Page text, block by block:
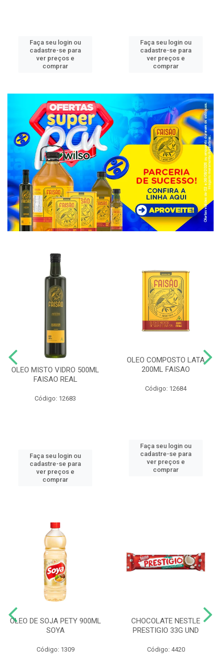
Faça seu login ou
cadastre-se para
ver preços e
comprar
Faça seu login ou
cadastre-se para
ver preços e
comprar
OLEO MISTO VIDRO 500ML
FAISAO REAL
Código: 12683
Faça seu login ou
cadastre-se para
ver preços e
comprar
OLEO COMPOSTO LATA
200ML FAISAO
Código: 12684
Faça seu login ou
cadastre-se para
ver preços e
comprar
OLEO DE SOJA PETY 900ML
SOYA
Código: 1309
CHOCOLATE NESTLE
PRESTIGIO 33G UND
Código: 4420